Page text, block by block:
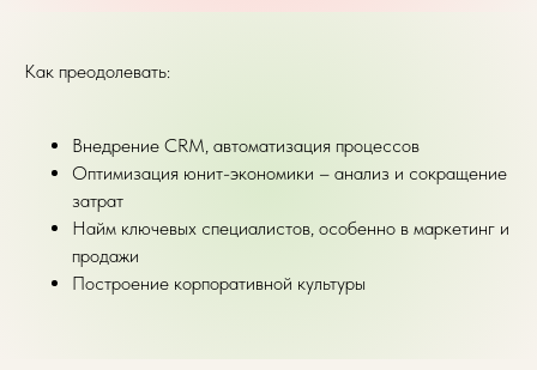
Как преодолевать:
Внедрение CRM, автоматизация процессов
Оптимизация юнит-экономики – анализ и сокращение
затрат
Найм ключевых специалистов, особенно в маркетинг и
продажи
Построение корпоративной культуры